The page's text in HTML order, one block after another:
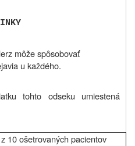
môže spôsobovať
u každého.
tohto odseku umiestená
10 ošetrovaných pacientov